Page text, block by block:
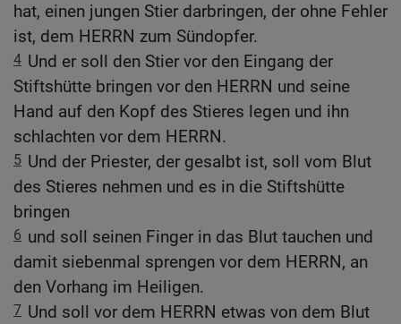
hat, einen jungen Stier darbringen, der ohne Fehler
ist, dem HERRN zum Sündopfer.
4 Und er soll den Stier vor den Eingang der
Stiftshütte bringen vor den HERRN und seine
Hand auf den Kopf des Stieres legen und ihn
schlachten vor dem HERRN.
5 Und der Priester, der gesalbt ist, soll vom Blut
des Stieres nehmen und es in die Stiftshütte
bringen
6 und soll seinen Finger in das Blut tauchen und
damit siebenmal sprengen vor dem HERRN, an
den Vorhang im Heiligen.
7 Und soll vor dem HERRN etwas von dem Blut